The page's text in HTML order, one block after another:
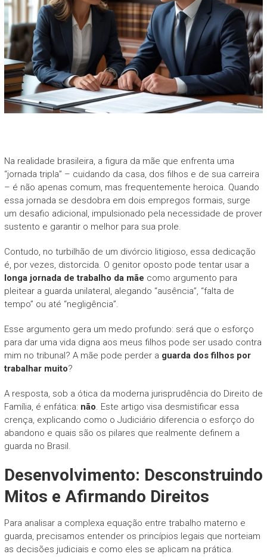
Na realidade brasileira, a figura da mãe que enfrenta uma
“jornada tripla” – cuidando da casa, dos filhos e de sua carreira
– é não apenas comum, mas frequentemente heroica. Quando
essa jornada se desdobra em dois empregos formais, surge
um desafio adicional, impulsionado pela necessidade de prover
sustento e garantir o melhor para sua prole.
Contudo, no turbilhão de um divórcio litigioso, essa dedicação
é, por vezes, distorcida. O genitor oposto pode tentar usar a
longa jornada de trabalho da mãe como argumento para
pleitear a guarda unilateral, alegando “ausência”, “falta de
tempo” ou até “negligência”.
Esse argumento gera um medo profundo: será que o esforço
para dar uma vida digna aos meus filhos pode ser usado contra
mim no tribunal? A mãe pode perder a guarda dos filhos por
trabalhar muito?
A resposta, sob a ótica da moderna jurisprudência do Direito de
Família, é enfática: não. Este artigo visa desmistificar essa
crença, explicando como o Judiciário diferencia o esforço do
abandono e quais são os pilares que realmente definem a
guarda no Brasil.
Desenvolvimento: Desconstruindo
Mitos e Afirmando Direitos
Para analisar a complexa equação entre trabalho materno e
guarda, precisamos entender os princípios legais que norteiam
as decisões judiciais e como eles se aplicam na prática.